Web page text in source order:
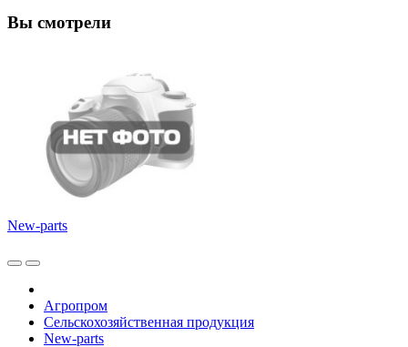
Вы смотрели
New-parts
Агропром
Сельскохозяйственная продукция
New-parts